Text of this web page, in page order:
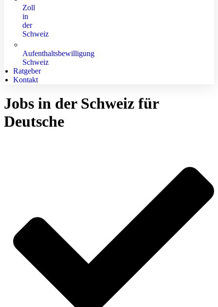
Zoll
in
der
Schweiz
Aufenthaltsbewilligung
Schweiz
Ratgeber
Kontakt
Jobs in der Schweiz für
Deutsche